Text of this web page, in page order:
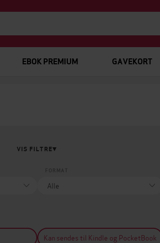
EBOK PREMIUM GAVEKORT
VIS FILTRE
Kan sendes til Kindle og PocketBook